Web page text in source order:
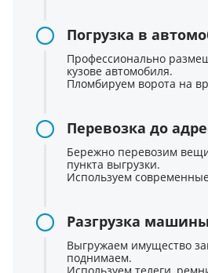
Погрузка в
Профессионально
кузове автомобиля.
Пломбируем ворота на
Перевозка до
Бережно перевозим
пункта выгрузки.
Используем
Разгрузка машины
Выгружаем имущество
поднимаем.